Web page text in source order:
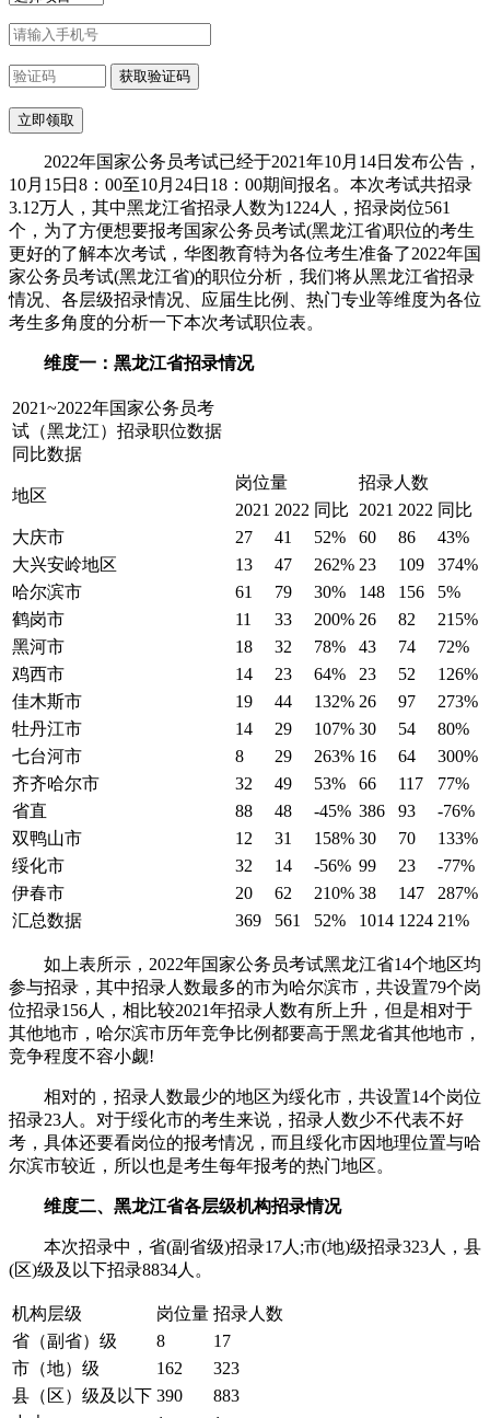
2022年国家公务员考试已经于2021年10月14日发布公告，
10月15日8：00至10月24日18：00期间报名。本次考试共招录
3.12万人，其中黑龙江省招录人数为1224人，招录岗位561
个，为了方便想要报考国家公务员考试(黑龙江省)职位的考生
更好的了解本次考试，华图教育特为各位考生准备了2022年国
家公务员考试(黑龙江省)的职位分析，我们将从黑龙江省招录
情况、各层级招录情况、应届生比例、热门专业等维度为各位
考生多角度的分析一下本次考试职位表。
维度一：黑龙江省招录情况
2021~2022年国家公务员考
试（黑龙江）招录职位数据
同比数据
地区
岗位量
招录人数
2021 2022 同比 2021 2022 同比
大庆市
27 41 52% 60 86
43%
大兴安岭地区
13 47 262% 23 109
374%
哈尔滨市
61 79 30% 148 156
5%
鹤岗市
11 33 200% 26 82
215%
黑河市
18 32 78% 43 74
72%
鸡西市
14 23 64% 23 52
126%
佳木斯市
19 44 132% 26 97
273%
牡丹江市
14 29 107% 30 54
80%
七台河市
8 29 263% 16 64
300%
齐齐哈尔市
32 49 53% 66 117
77%
省直
88 48 -45% 386 93
-76%
双鸭山市
12 31 158% 30 70
133%
绥化市
32 14 -56% 99 23
-77%
伊春市
20 62 210% 38 147
287%
汇总数据
369 561 52% 1014 1224 21%
如上表所示，2022年国家公务员考试黑龙江省14个地区均
参与招录，其中招录人数最多的市为哈尔滨市，共设置79个岗
位招录156人，相比较2021年招录人数有所上升，但是相对于
其他地市，哈尔滨市历年竞争比例都要高于黑龙省其他地市，
竞争程度不容小觑!
相对的，招录人数最少的地区为绥化市，共设置14个岗位
招录23人。对于绥化市的考生来说，招录人数少不代表不好
考，具体还要看岗位的报考情况，而且绥化市因地理位置与哈
尔滨市较近，所以也是考生每年报考的热门地区。
维度二、黑龙江省各层级机构招录情况
本次招录中，省(副省级)招录17人;市(地)级招录323人，县
(区)级及以下招录8834人。
机构层级 岗位量 招录人数
省（副省）级
8
17
市（地）级
162
323
县（区）级及以下 390
883